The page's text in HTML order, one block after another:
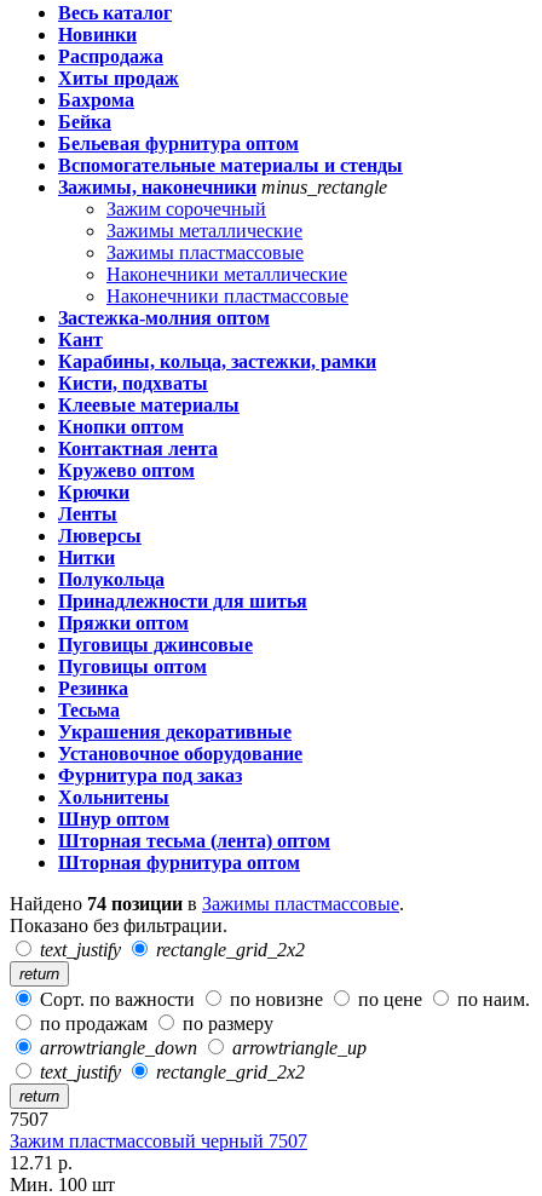
Весь каталог
Новинки
Распродажа
Хиты продаж
Бахрома
Бейка
Бельевая фурнитура оптом
Вспомогательные материалы и стенды
Зажимы, наконечники minus_rectangle
Зажим сорочечный
Зажимы металлические
Зажимы пластмассовые
Наконечники металлические
Наконечники пластмассовые
Застежка-молния оптом
Кант
Карабины, кольца, застежки, рамки
Кисти, подхваты
Клеевые материалы
Кнопки оптом
Контактная лента
Кружево оптом
Крючки
Ленты
Люверсы
Нитки
Полукольца
Принадлежности для шитья
Пряжки оптом
Пуговицы джинсовые
Пуговицы оптом
Резинка
Тесьма
Украшения декоративные
Установочное оборудование
Фурнитура под заказ
Хольнитены
Шнур оптом
Шторная тесьма (лента) оптом
Шторная фурнитура оптом
Найдено 74 позиции в Зажимы пластмассовые.
Показано без фильтрации.
text_justify
rectangle_grid_2x2
return
Сорт. по важности по новизне по цене
по наим.
по продажам
по размеру
arrowtriangle_down
arrowtriangle_up
text_justify
rectangle_grid_2x2
return
7507
Зажим пластмассовый черный 7507
12.71 р.
Мин. 100 шт